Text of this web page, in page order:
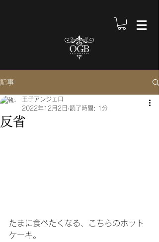
記事
反省
王子アンジェロ
2022年12月2日 読了時間: 1分
たまに食べたくなる、こちらのホット
ケーキ。